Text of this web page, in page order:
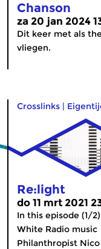
Chanson
za 20 jan 2024
Dit keer met als
vliegen.
Crosslinks |
Re:light
do 11 mrt 2021
In this episode (1/
White Radio music
Philanthropist Nico